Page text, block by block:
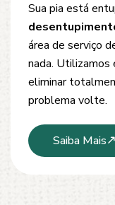
Problemas com
Oferecemos
desobstrução de
inspeção e
modernos e
serviço limpo,
Saiba Mais